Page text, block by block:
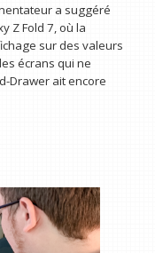
a suggéré
Z Fold 7, où la
sur des valeurs
écrans qui ne
Drawer ait encore